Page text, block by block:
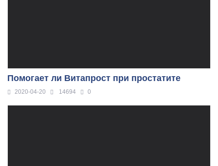
Помогает ли Витапрост при простатите
2020-04-20 14694 0